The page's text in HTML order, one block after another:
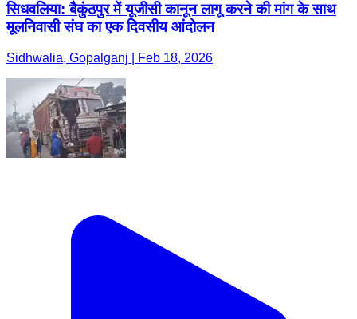
सिधवलिया: बैकुंठपुर में यूजीसी कानून लागू करने की मांग के साथ
मूलनिवासी संघ का एक दिवसीय आंदोलन
Sidhwalia, Gopalganj | Feb 18, 2026